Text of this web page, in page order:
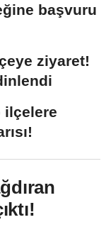
başvuru
ziyaret!
ilçelere